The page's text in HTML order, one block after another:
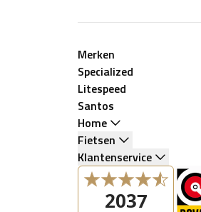
Merken
Specialized
Litespeed
Santos
Home
Fietsen
Klantenservice